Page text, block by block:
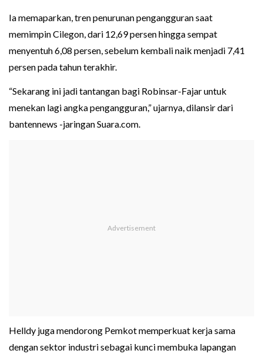
Ia memaparkan, tren penurunan pengangguran saat
memimpin Cilegon, dari 12,69 persen hingga sempat
menyentuh 6,08 persen, sebelum kembali naik menjadi 7,41
persen pada tahun terakhir.
“Sekarang ini jadi tantangan bagi Robinsar-Fajar untuk
menekan lagi angka pengangguran,” ujarnya, dilansir dari
bantennews -jaringan Suara.com.
Helldy juga mendorong Pemkot memperkuat kerja sama
dengan sektor industri sebagai kunci membuka lapangan